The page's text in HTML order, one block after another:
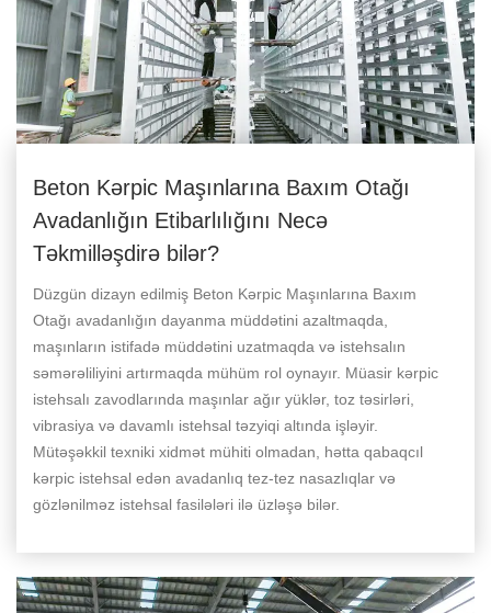
Beton Kərpic Maşınlarına Baxım Otağı
Avadanlığın Etibarlılığını Necə
Təkmilləşdirə bilər?
Düzgün dizayn edilmiş Beton Kərpic Maşınlarına Baxım
Otağı avadanlığın dayanma müddətini azaltmaqda,
maşınların istifadə müddətini uzatmaqda və istehsalın
səmərəliliyini artırmaqda mühüm rol oynayır. Müasir kərpic
istehsalı zavodlarında maşınlar ağır yüklər, toz təsirləri,
vibrasiya və davamlı istehsal təzyiqi altında işləyir.
Mütəşəkkil texniki xidmət mühiti olmadan, hətta qabaqcıl
kərpic istehsal edən avadanlıq tez-tez nasazlıqlar və
gözlənilməz istehsal fasilələri ilə üzləşə bilər.